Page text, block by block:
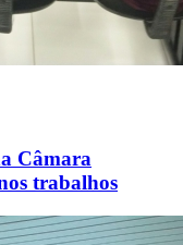
Câmara
trabalhos